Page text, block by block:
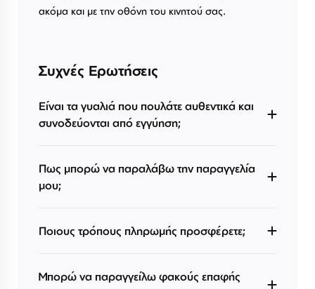
ακόμα και με την οθόνη του κινητού σας.
Συχνές Ερωτήσεις
Είναι τα γυαλιά που πουλάτε αυθεντικά και
συνοδεύονται από εγγύηση;
Πως μπορώ να παραλάβω την παραγγελία
μου;
Ποιους τρόπους πληρωμής προσφέρετε;
Μπορώ να παραγγείλω φακούς επαφής